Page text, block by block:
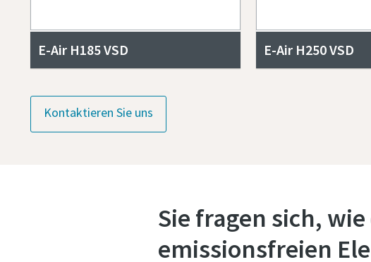
E-Air H185 VSD E-Air H250 VSD
Kontaktieren Sie uns
Sie fragen sich,
emissionsfreien